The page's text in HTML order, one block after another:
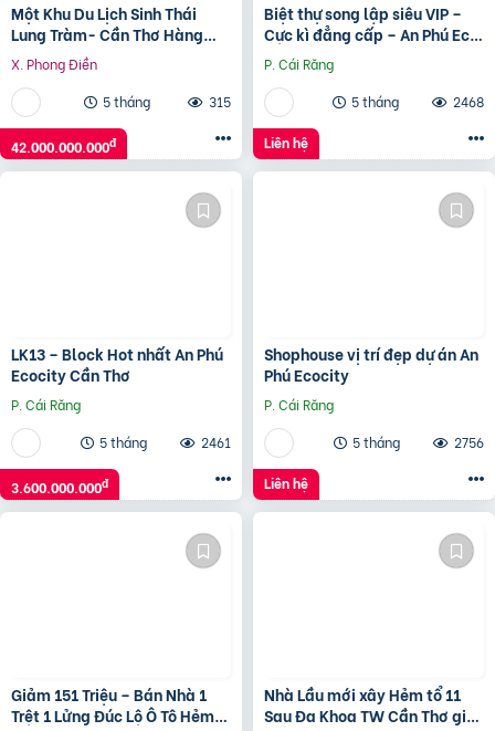
Một Khu Du Lịch Sinh Thái
Lung Tràm- Cần Thơ Hàng
Hiếm Có -17.732M2
X. Phong Điền
5 tháng
315
42.000.000.000đ
Biệt thự song lập siêu VIP –
Cực kì đẳng cấp – An Phú Eco
city
P. Cái Răng
5 tháng
2468
Liên hệ
LK13 – Block Hot nhất An Phú
Ecocity Cần Thơ
P. Cái Răng
5 tháng
2461
3.600.000.000đ
Shophouse vị trí đẹp dự án An
Phú Ecocity
P. Cái Răng
5 tháng
2756
Liên hệ
Giảm 151 Triệu – Bán Nhà 1
Trệt 1 Lửng Đúc Lộ Ô Tô Hẻm
Nhà Lầu mới xây Hẻm tổ 11
Sau Đa Khoa TW Cần Thơ giá